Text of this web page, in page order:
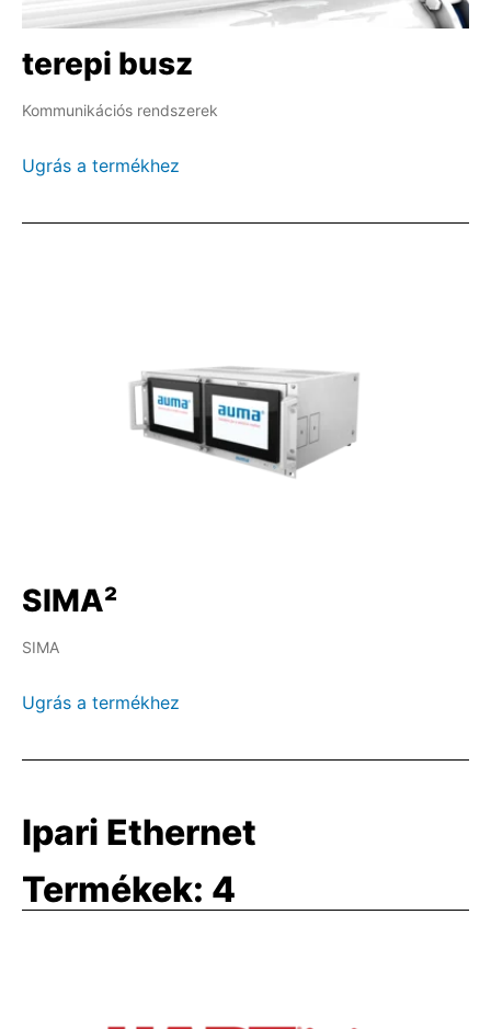
terepi busz
Kommunikációs rendszerek
Ugrás a termékhez
SIMA²
SIMA
Ugrás a termékhez
Ipari Ethernet
Termékek: 4